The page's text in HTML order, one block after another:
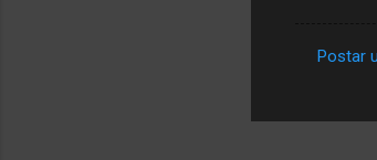
Postar